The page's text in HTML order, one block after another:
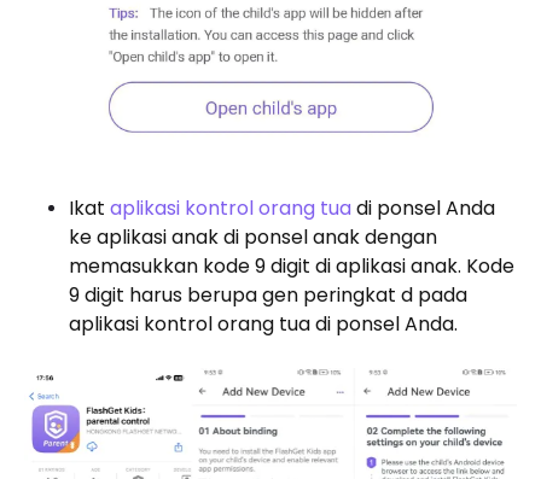
Ikat aplikasi kontrol orang tua di ponsel Anda
ke aplikasi anak di ponsel anak dengan
memasukkan kode 9 digit di aplikasi anak. Kode
9 digit harus berupa gen peringkat d pada
aplikasi kontrol orang tua di ponsel Anda.